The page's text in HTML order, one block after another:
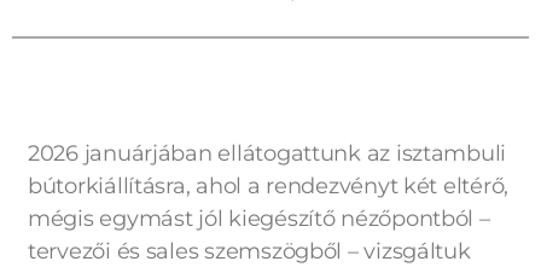
2026 januárjában ellátogattunk az isztambuli
bútorkiállításra, ahol a rendezvényt két eltérő,
mégis egymást jól kiegészítő nézőpontból –
tervezői és sales szemszögből – vizsgáltuk